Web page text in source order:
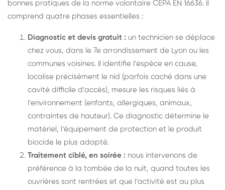
bonnes pratiques de la norme volontaire CEPA EN 16636. Il
comprend quatre phases essentielles :
Diagnostic et devis gratuit : un technicien se déplace
chez vous, dans le 7e arrondissement de Lyon ou les
communes voisines. Il identifie l’espèce en cause,
localise précisément le nid (parfois caché dans une
cavité difficile d’accès), mesure les risques liés à
l’environnement (enfants, allergiques, animaux,
contraintes de hauteur). Ce diagnostic détermine le
matériel, l’équipement de protection et le produit
biocide le plus adapté.
Traitement ciblé, en soirée : nous intervenons de
préférence à la tombée de la nuit, quand toutes les
ouvrières sont rentrées et que l’activité est au plus